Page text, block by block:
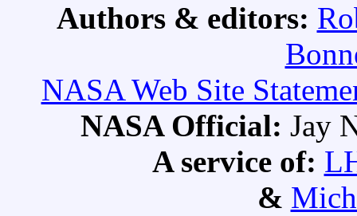
Authors & editors:
NASA Web Site
NASA Official: Jay
A service of:
&